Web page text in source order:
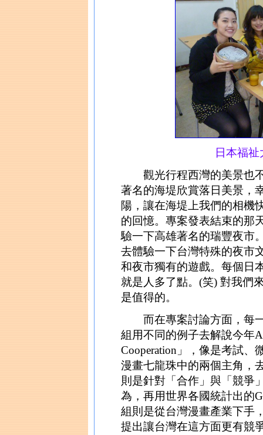
日本福
觀光行程西灣的美景也不
著名的海堤欣賞落日美景，
陽，讓在海堤上我們的相機
的回憶。專案發表結束的那
驗一下高雄著名的瑞豐夜市
去體驗一下台灣特殊的夜市
和夜市獨有的遊戲。每個日
就是人多了點。(笑) 對我們
是值得的。
而在專案討論方面，每一
組用不同的例子去解說今年
Cooperation」，像是考試
漫畫七龍珠中的兩個主角，
則是針對「合作」與「競爭
為，再用世界各國統計出的
組則是從台灣漫畫產業下手
提出讓台灣在這方面更有競